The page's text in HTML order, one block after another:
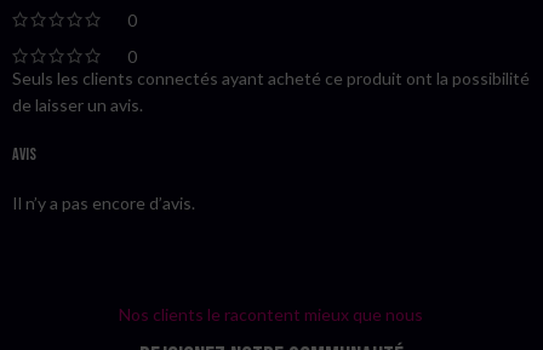
0
0
Avis
Il n’y a pas encore d’avis.
Seuls les clients connectés ayant acheté ce produit ont la possibilité
de laisser un avis.
Nos clients le racontent mieux que nous